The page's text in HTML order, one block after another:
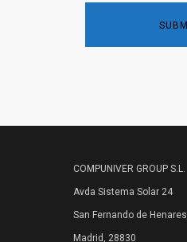
COMPUNIVER GROUP S.L.
Avda Sistema Solar 24
San Fernando de Henares
Madrid, 28830